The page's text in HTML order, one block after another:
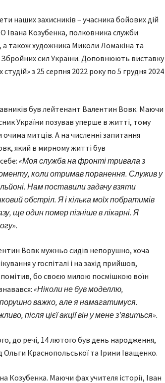
наших захисників – учасника бойових дій
Івана Козубенка, полковника служби
також художника Миколи Ломакіна та
Збройних сил України. Доповнюють виставку
з 25 серпня 2022 року по 5 грудня 2024
був лейтенант Валентин Вовк. Маючи
України позував уперше в житті, тому
митців. А на численні запитання
який в мирному житті був
«Моя служба на фронті тривала з
коли отримав поранення. Служив у
Нам поставили задачу взяти
обстріл. Я і кілька моїх побратимів
ще один помер пізніше в лікарні. Я
Вовк мужньо сидів непорушно, хоча
у госпіталі і на захід прийшов,
бо своєю милою посмішкою воїн
«Ніколи не був моделлю,
важко, але я намагатимуся.
після цієї акції він у мене з’явиться».
до речі, 14 лютого був день народження,
Краснопольської та Ірини Іващенко.
Козубенка. Маючи фах учителя історії, Іван